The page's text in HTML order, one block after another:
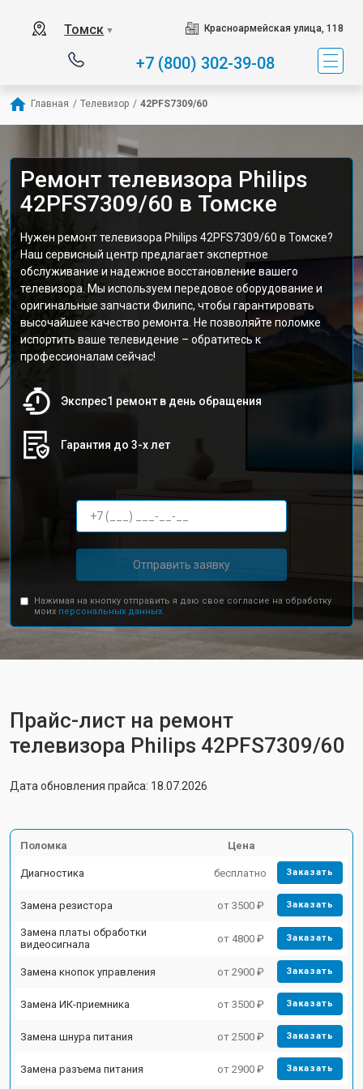
Томск ▼ Красноармейская улица, 118
+7 (800) 302-39-08
Главная / Телевизор / 42PFS7309/60
Ремонт телевизора Philips
42PFS7309/60 в Томске
Нужен ремонт телевизора Philips 42PFS7309/60 в Томске?
Наш сервисный центр предлагает экспертное
обслуживание и надежное восстановление вашего
телевизора. Мы используем передовое оборудование и
оригинальные запчасти Филипс, чтобы гарантировать
высочайшее качество ремонта. Не позволяйте поломке
испортить ваше телевидение – обратитесь к
профессионалам сейчас!
Экспрес1 ремонт в день обращения
Гарантия до 3-х лет
Отправить заявку
Нажимая на кнопку отправить я даю свое согласие на обработку
моих персональных данных.
Прайс-лист на ремонт
телевизора Philips 42PFS7309/60
Дата обновления прайса: 18.07.2026
Поломка Цена
Диагностика бесплатно Заказать
Замена резистора от 3500 ₽ Заказать
Замена платы обработки
видеосигнала
от 4800 ₽ Заказать
Замена кнопок управления от 2900 ₽ Заказать
Замена ИК-приемника от 3500 ₽ Заказать
Замена шнура питания от 2500 ₽ Заказать
Замена разъема питания от 2900 ₽ Заказать